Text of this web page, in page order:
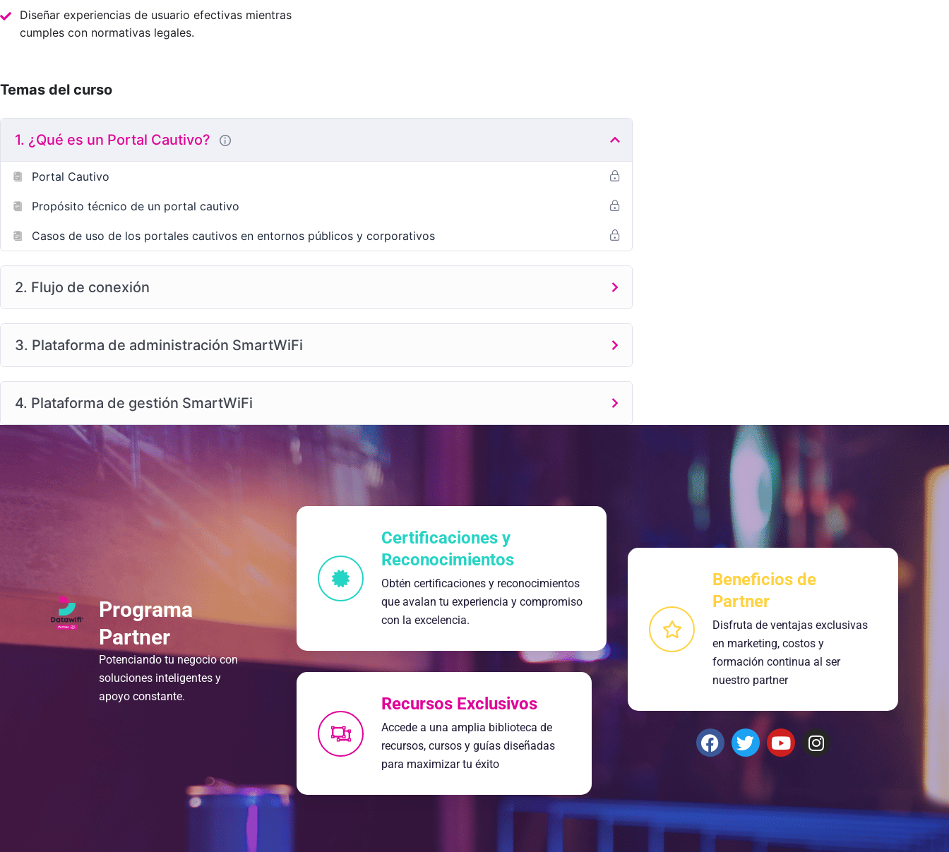
Diseñar experiencias de usuario efectivas mientras
cumples con normativas legales.
Temas del curso
1. ¿Qué es un Portal Cautivo?
Portal Cautivo
Propósito técnico de un portal cautivo
Casos de uso de los portales cautivos en entornos públicos y corporativos
2. Flujo de conexión
3. Plataforma de administración SmartWiFi
4. Plataforma de gestión SmartWiFi
Programa
Partner
Potenciando tu negocio con
soluciones inteligentes y
apoyo constante.
Certificaciones y
Reconocimientos
Obtén certificaciones y reconocimientos
que avalan tu experiencia y compromiso
con la excelencia.
Recursos Exclusivos
Accede a una amplia biblioteca de
recursos, cursos y guías diseñadas
para maximizar tu éxito
Beneficios de
Partner
Disfruta de ventajas exclusivas
en marketing, costos y
formación continua al ser
nuestro partner
F
a
b
o
o
T
w
t
t
r
Y
o
u
e
I
n
a
g
r